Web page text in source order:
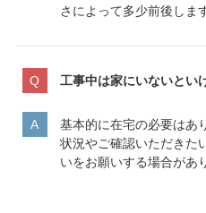
さによって多少前後しま
工事中は家にいないとい
基本的に在宅の必要はあ
状況やご確認いただきた
いをお願いする場合があ